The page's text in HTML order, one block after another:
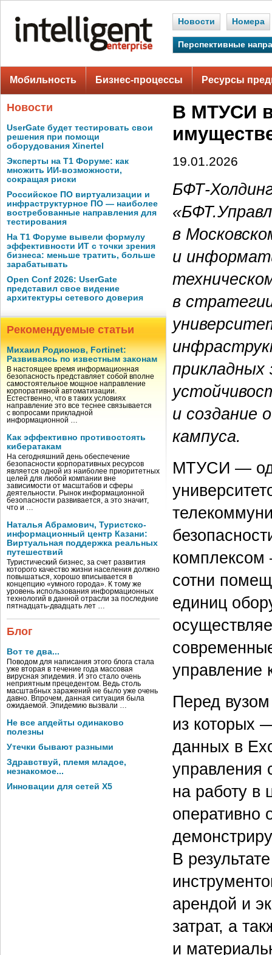
Новости Номера
Перспективные
Мобильность Бизнес-процессы Ресурсы
Новости
UserGate будет тестировать свои
решения при помощи
оборудования Xinertel
Эксперты на Т1 Форуме: как
множить ИИ-возможности,
сокращая риски
Российское ПО виртуализации и
инфраструктурное ПО — наиболее
востребованные направления для
тестирования
На Т1 Форуме вывели формулу
эффективности ИТ с точки зрения
бизнеса: меньше тратить, больше
зарабатывать
Open Conf 2026: UserGate
представил свое видение
архитектуры сетевого доверия
Рекомендуемые статьи
Михаил Родионов, Fortinet:
Развиваясь по известным законам
В настоящее время информационная
безопасность представляет собой вполне
самостоятельное мощное направление
корпоративной автоматизации.
Естественно, что в таких условиях
направление это все теснее связывается
с вопросами прикладной
информационной …
Как эффективно противостоять
кибератакам
На сегодняшний день обеспечение
безопасности корпоративных ресурсов
является одной из наиболее приоритетных
целей для любой компании вне
зависимости от масштабов и сферы
деятельности. Рынок информационной
безопасности развивается, а это значит,
что и …
Наталья Абрамович, Туристско-
информационный центр Казани:
Виртуальная поддержка реальных
путешествий
Туристический бизнес, за счет развития
которого качество жизни населения должно
повышаться, хорошо вписывается в
концепцию «умного города». К тому же
уровень использования информационных
технологий в данной отрасли за последние
пятнадцать-двадцать лет …
Блог
Вот те два...
Поводом для написания этого блога стала
уже вторая в течение года массовая
вирусная эпидемия. И это стало очень
неприятным прецедентом. Ведь столь
масштабных заражений не было уже очень
давно. Впрочем, данная ситуация была
ожидаемой. Эпидемию вызвали …
Не все апдейты одинаково
полезны
Утечки бывают разными
Здравствуй, племя младое,
незнакомое...
Инновации для сетей X5
В МТУСИ
19.01.2026
БФТ-
в
и
в
прикладных
и создание
кампуса.
МТУСИ —
комплексом
сотни
единиц
управление
Перед вузом
из которых
данных в
на работу в
оперативно
В
арендой и
затрат, а
и